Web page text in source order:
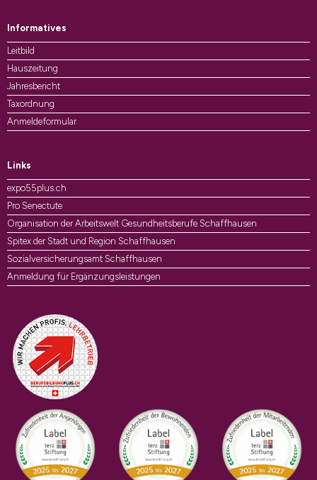
Informatives
Leitbild
Hauszeitung
Jahresbericht
Taxordnung
Anmeldeformular
Links
expo55plus.ch
Pro Senectute
Organisation der Arbeitswelt Gesundheitsberufe Schaffhausen
Spitex der Stadt und Region Schaffhausen
Sozialversicherungsamt Schaffhausen
Anmeldung für Ergänzungsleistungen
Auszeichnungen